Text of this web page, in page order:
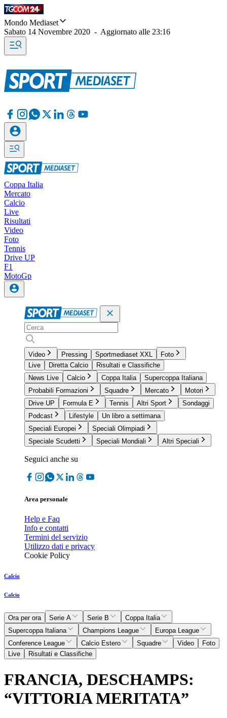
Mondo Mediaset
Sabato 14 Novembre 2020 - Aggiornato alle 23:16
Coppa Italia
Mercato
Calcio
Live
Risultati
Video
Foto
Tennis
Drive UP
F1
MotoGp
Video Pressing Sportmediaset XXL
Foto
Live
Diretta Calcio
Risultati e Classifiche
News Live
Calcio Coppa Italia
Supercoppa Italiana
Probabili Formazioni
Squadre Mercato
Motori
Drive UP
Formula E Tennis Altri Sport
Sondaggi
Podcast
Lifestyle
Un libro a settimana
Speciali Europei
Speciali Olimpiadi
Speciale Scudetti
Speciali Mondiali Altri Speciali
Seguici anche su
Area personale
Help e Faq
Info e contatti
Termini del servizio
Utilizzo dati e privacy
Cookie Policy
Calcio
Calcio
Ora per ora Serie A Serie B
Coppa Italia
Supercoppa Italiana
Champions League
Europa League
Conference League
Calcio Estero Squadre Video
Foto
Live
Risultati e Classifiche
FRANCIA, DESCHAMPS:
“VITTORIA MERITATA”